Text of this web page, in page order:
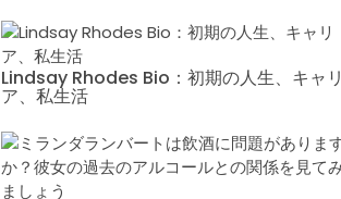
Lindsay Rhodes Bio：初期の人生、キャリ
ア、私生活